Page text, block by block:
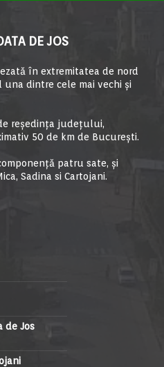
DE JOS
în extremitatea de nord
dintre cele mai vechi şi
reşedinţa judeţului,
50 de km de Bucureşti.
patru sate, și
Sadina si Cartojani.
de Jos